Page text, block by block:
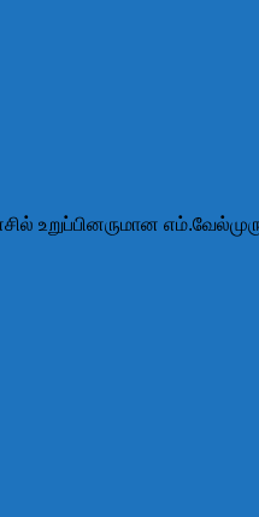
உறுப்பினருமான